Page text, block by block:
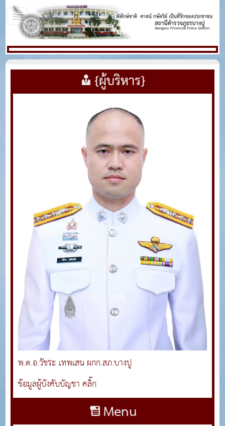
{ผู้บริหาร}
พ.ต.อ.วัชระ เทพเสน ผกก.สภ.บางปู
ข้อมูลผู้บังคับบัญชา คลิ๊ก
Menu